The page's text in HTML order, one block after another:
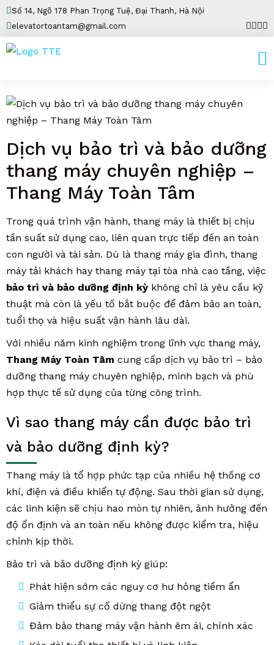
Số 14, Ngõ 178 Phan Trọng Tuệ, Đại Thanh, Hà Nội
elevatortoantam@gmail.com
Dịch vụ bảo trì và bảo dưỡng
thang máy chuyên nghiệp –
Thang Máy Toàn Tâm
Trong quá trình vận hành, thang máy là thiết bị chịu
tần suất sử dụng cao, liên quan trực tiếp đến an toàn
con người và tài sản. Dù là thang máy gia đình, thang
máy tải khách hay thang máy tại tòa nhà cao tầng, việc
bảo trì và bảo dưỡng định kỳ không chỉ là yêu cầu kỹ
thuật mà còn là yếu tố bắt buộc để đảm bảo an toàn,
tuổi thọ và hiệu suất vận hành lâu dài.
Với nhiều năm kinh nghiệm trong lĩnh vực thang máy,
Thang Máy Toàn Tâm cung cấp dịch vụ bảo trì – bảo
dưỡng thang máy chuyên nghiệp, minh bạch và phù
hợp thực tế sử dụng của từng công trình.
Vì sao thang máy cần được bảo trì
và bảo dưỡng định kỳ?
Thang máy là tổ hợp phức tạp của nhiều hệ thống cơ
khí, điện và điều khiển tự động. Sau thời gian sử dụng,
các linh kiện sẽ chịu hao mòn tự nhiên, ảnh hưởng đến
độ ổn định và an toàn nếu không được kiểm tra, hiệu
chỉnh kịp thời.
Bảo trì và bảo dưỡng định kỳ giúp:
Phát hiện sớm các nguy cơ hư hỏng tiềm ẩn
Giảm thiểu sự cố dừng thang đột ngột
Đảm bảo thang máy vận hành êm ái, chính xác